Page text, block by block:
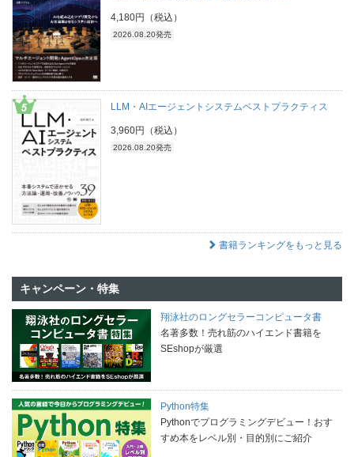
4,180円（税込）
2026.08.20発売
LLM・AIエージェントシステムベストプラクティス
3,960円（税込）
2026.08.20発売
書籍ランキングをもっと見る
キャンペーン・特集
翔泳社のロングセラーコンピュータ書
名著多数！売れ筋のハイエンド書籍を
SEshopが厳選
Python特集
Pythonでプログラミングデビュー！おす
すめ本をレベル別・目的別にご紹介